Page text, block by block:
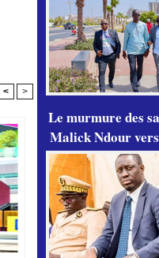
< >
Le murmure des
Malick Ndour